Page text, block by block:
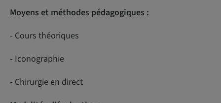
Moyens et méthodes pédagogiques :
- Cours théoriques
- Iconographie
- Chirurgie en direct